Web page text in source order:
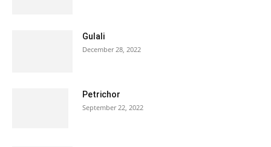
Gulali
December 28, 2022
Petrichor
September 22, 2022